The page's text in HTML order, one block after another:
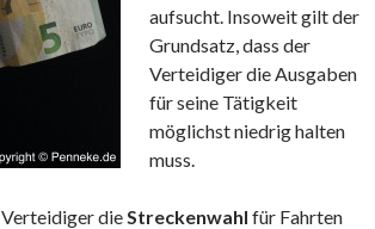
aufsucht. Insoweit gilt der
Grundsatz, dass der
Verteidiger die Ausgaben
für seine Tätigkeit
möglichst niedrig halten
muss.
Verteidiger dieStreckenwahl für Fahrten